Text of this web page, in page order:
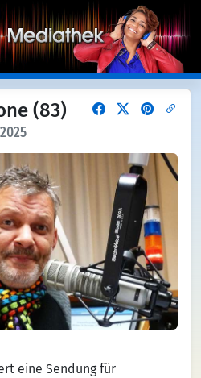
(83)
eine Sendung für